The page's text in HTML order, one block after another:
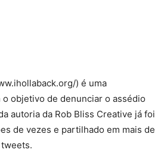
) é uma
o objetivo de denunciar o assédio
autoria da Rob Bliss Creative já foi
de vezes e partilhado em mais de